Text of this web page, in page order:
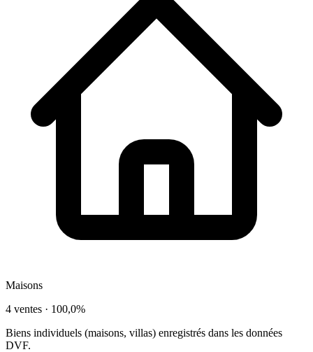
Maisons
4 ventes · 100,0%
Biens individuels (maisons, villas) enregistrés dans les données
DVF.